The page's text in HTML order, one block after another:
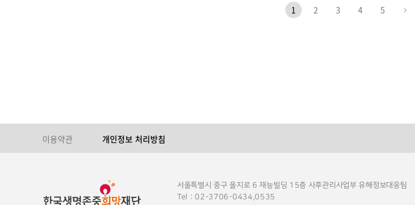
1 2 3 4 5
이용약관 개인정보 처리방침
서울특별시 중구 을지로 6 재능빌딩 15층 사후관리사업부 유해정보대응팀
Tel : 02-3706-0434,0535